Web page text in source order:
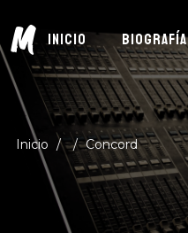
M INICIO BIOGRAFÍA
Inicio / / Concord